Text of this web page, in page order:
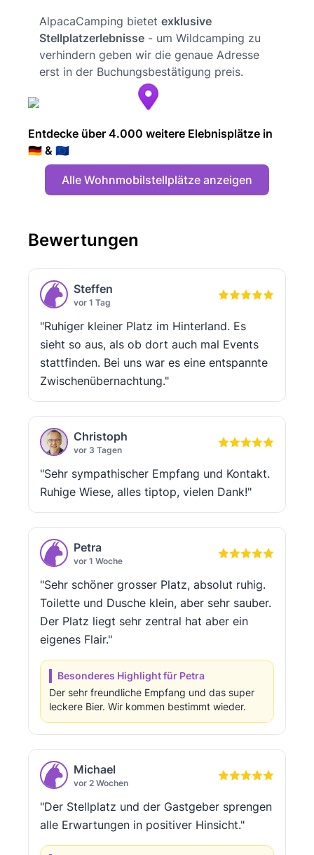
AlpacaCamping bietet exklusive
Stellplatzerlebnisse - um Wildcamping zu
verhindern geben wir die genaue Adresse
erst in der Buchungsbestätigung preis.
Entdecke über 4.000 weitere Elebnisplätze in
🇩🇪 & 🇪🇺
Alle Wohnmobilstellplätze anzeigen
Bewertungen
Steffen
vor 1 Tag
"Ruhiger kleiner Platz im Hinterland. Es
sieht so aus, als ob dort auch mal Events
stattfinden. Bei uns war es eine entspannte
Zwischenübernachtung."
Christoph
vor 3 Tagen
"Sehr sympathischer Empfang und Kontakt.
Ruhige Wiese, alles tiptop, vielen Dank!"
Petra
vor 1 Woche
"Sehr schöner grosser Platz, absolut ruhig.
Toilette und Dusche klein, aber sehr sauber.
Der Platz liegt sehr zentral hat aber ein
eigenes Flair."
Besonderes Highlight für Petra
Der sehr freundliche Empfang und das super
leckere Bier. Wir kommen bestimmt wieder.
Michael
vor 2 Wochen
"Der Stellplatz und der Gastgeber sprengen
alle Erwartungen in positiver Hinsicht."